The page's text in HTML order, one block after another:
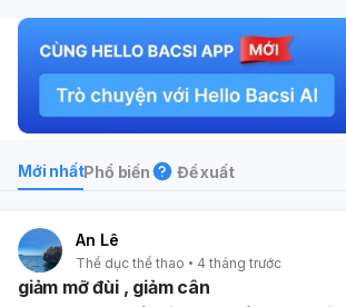
Mới nhấtPhổ biến Đề xuất
An Lê
Thể dục thể thao 4 tháng trước
giảm mỡ đùi , giảm cân